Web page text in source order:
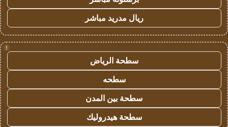
ريال مدريد مباشر
!
سطحة الرياض
سطحه
سطحة بين المدن
سطحة هيدروليك